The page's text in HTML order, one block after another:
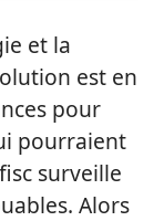
et la
est en
pour
pourraient
surveille
Alors